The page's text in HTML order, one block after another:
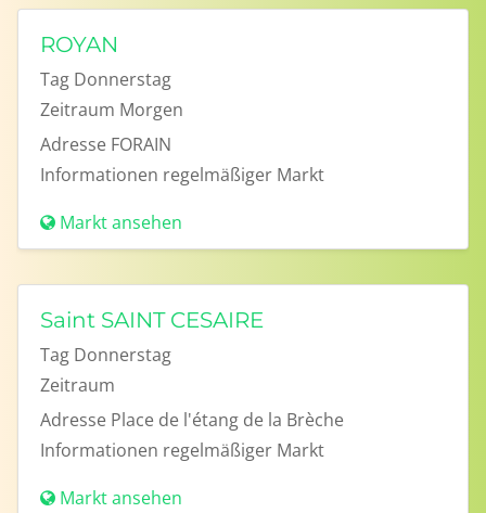
ROYAN
Tag Donnerstag
Zeitraum Morgen
Adresse FORAIN
Informationen regelmäßiger Markt
Markt ansehen
Saint SAINT CESAIRE
Tag Donnerstag
Zeitraum
Adresse Place de l'étang de la Brèche
Informationen regelmäßiger Markt
Markt ansehen